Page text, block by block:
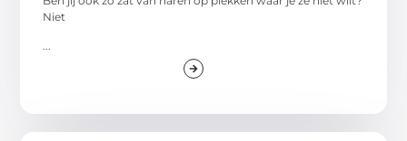
Niet
...